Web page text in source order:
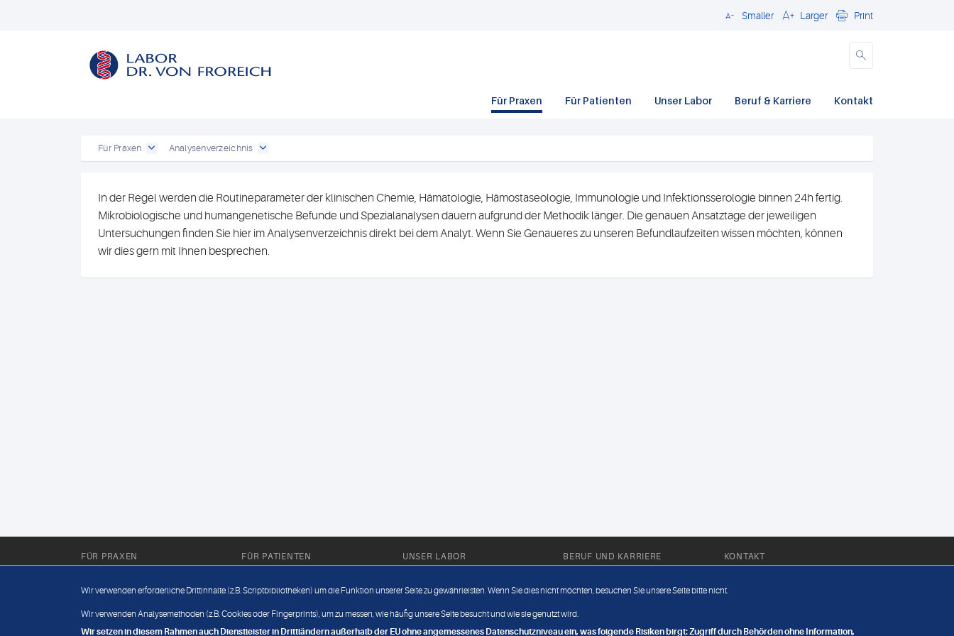
CloseSmaller Larger Print
Für Praxen Für Patienten Unser Labor Beruf & Karriere Kontakt
Für Praxen Analysenverzeichnis
In der Regel werden die Routineparameter der klinischen Chemie, Hämatologie, Hämostaseologie, Immunologie und Infektionsserologie binnen 24h fertig.
Mikrobiologische und humangenetische Befunde und Spezialanalysen dauern aufgrund der Methodik länger. Die genauen Ansatztage der jeweiligen
Untersuchungen finden Sie hier im Analysenverzeichnis direkt bei dem Analyt. Wenn Sie Genaueres zu unseren Befundlaufzeiten wissen möchten, können
wir dies gern mit Ihnen besprechen.
FÜR PRAXEN FÜR PATIENTEN UNSER LABOR
Außendienst
BERUF UND KARRIERE
Jobangebote
KONTAKT
Datenschutz
Wir verwenden erforderliche Drittinhalte (z.B. Scriptbibliotheken) um die Funktion unserer Seite zu gewährleisten. Wenn Sie dies nicht möchten, besuchen Sie unsere Seite bitte nicht.
Wir verwenden Analysemethoden (z.B. Cookies oder Fingerprints), um zu messen, wie häufig unsere Seite besucht und wie sie genutzt wird.
Wir setzen in diesem Rahmen auch Dienstleister in Drittländern außerhalb der EU ohne angemessenes Datenschutzniveau ein, was folgende Risiken birgt: Zugriff durch Behörden ohne Information,